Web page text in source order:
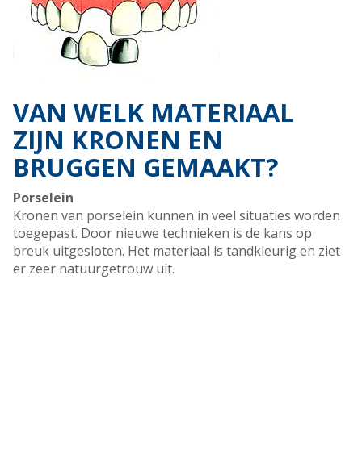
VAN WELK MATERIAAL
ZIJN KRONEN EN
BRUGGEN GEMAAKT?
Porselein
Kronen van porselein kunnen in veel situaties worden
toegepast. Door nieuwe technieken is de kans op
breuk uitgesloten. Het materiaal is tandkleurig en ziet
er zeer natuurgetrouw uit.